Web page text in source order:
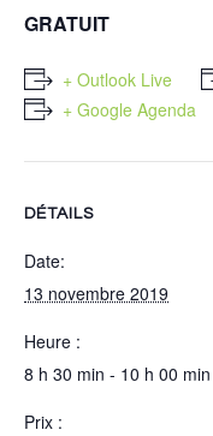
GRATUIT
+ Outlook Live
+ Google Agenda
DÉTAILS
Date:
13 novembre 2019
Heure :
8 h 30 min - 10 h 00 min
Prix :